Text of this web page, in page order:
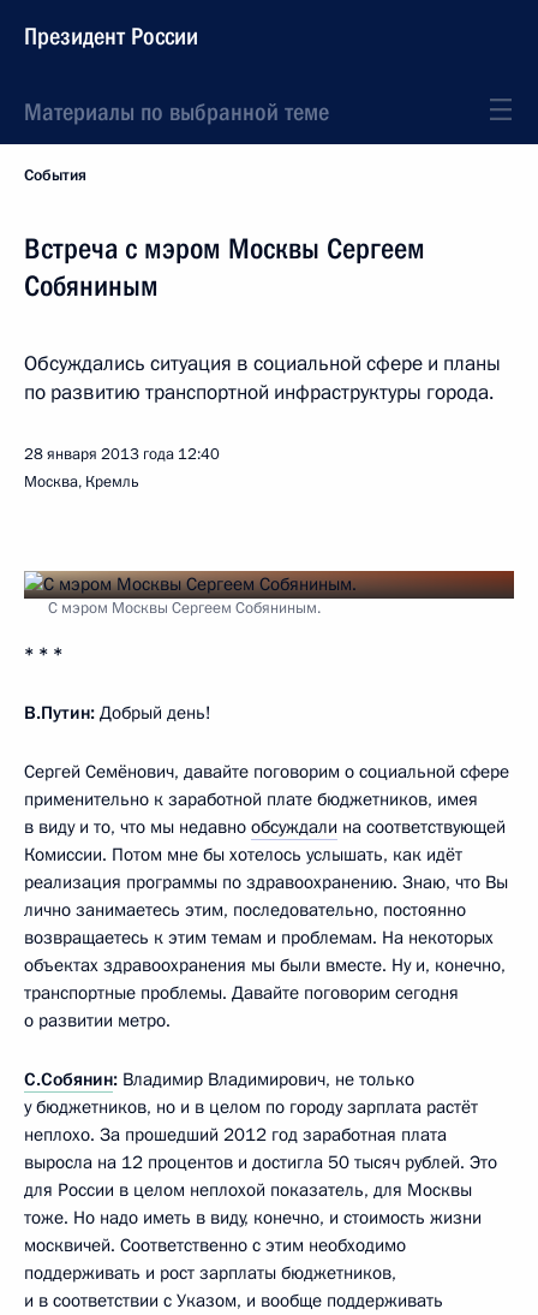
Президент России
Материалы по выбранной теме
События
Встреча с мэром Москвы Сергеем
Собяниным
Обсуждались ситуация в социальной сфере и планы
по развитию транспортной инфраструктуры города.
28 января 2013 года 12:40
Москва, Кремль
С мэром Москвы Сергеем Собяниным.
* * *
В.Путин: Добрый день!
Сергей Семёнович, давайте поговорим о социальной сфере
применительно к заработной плате бюджетников, имея
в виду и то, что мы недавно обсуждали на соответствующей
Комиссии. Потом мне бы хотелось услышать, как идёт
реализация программы по здравоохранению. Знаю, что Вы
лично занимаетесь этим, последовательно, постоянно
возвращаетесь к этим темам и проблемам. На некоторых
объектах здравоохранения мы были вместе. Ну и, конечно,
транспортные проблемы. Давайте поговорим сегодня
о развитии метро.
С.Собянин: Владимир Владимирович, не только
у бюджетников, но и в целом по городу зарплата растёт
неплохо. За прошедший 2012 год заработная плата
выросла на 12 процентов и достигла 50 тысяч рублей. Это
для России в целом неплохой показатель, для Москвы
тоже. Но надо иметь в виду, конечно, и стоимость жизни
москвичей. Соответственно с этим необходимо
поддерживать и рост зарплаты бюджетников,
и в соответствии с Указом, и вообще поддерживать